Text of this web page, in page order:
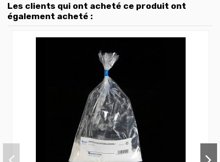
Les clients qui ont acheté ce produit ont
également acheté :